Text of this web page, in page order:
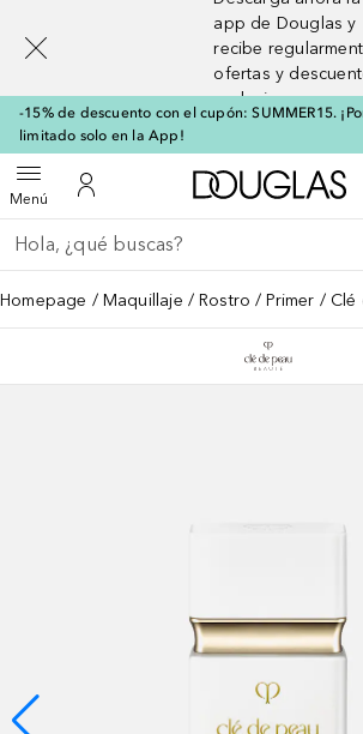
app de Douglas y
recibe
ofertas y
exclusivos
-15% de descuento con el cupón: SUMMER15.
limitado solo en la App!
MenúAbrir menúMi cuenta
A
Regresar
Ejecutar búsqueda
Homepage Maquillaje Rostro Primer Clé
[navigation.slideout.screenreader]